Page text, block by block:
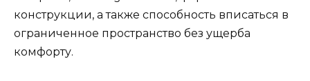
конструкции, а также способность вписаться в
ограниченное пространство без ущерба
комфорту.